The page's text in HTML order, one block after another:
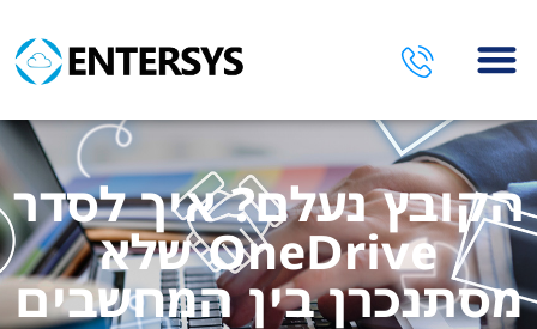
הקובץ נעלם? איך לסדר
OneDrive שלא
מסתנכרן בין המחשבים